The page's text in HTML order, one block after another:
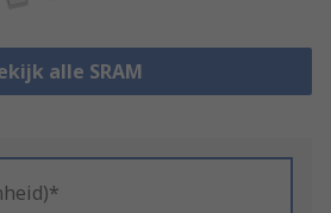
alle SRAM